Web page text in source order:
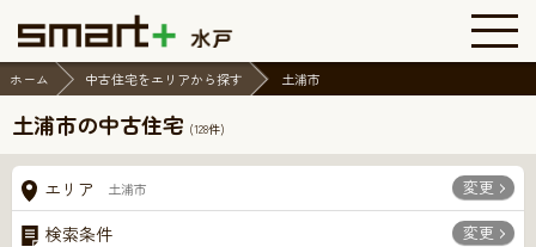
ホーム 中古住宅をエリアから探す 土浦市
土浦市の中古住宅 (128件)
エリア 土浦市 変更
検索条件 変更